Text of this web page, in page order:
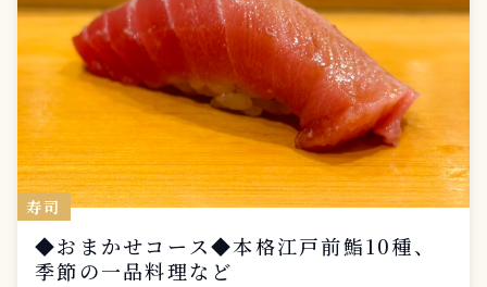
寿司
◆おまかせコース◆本格江戸前鮨10種、
季節の一品料理など